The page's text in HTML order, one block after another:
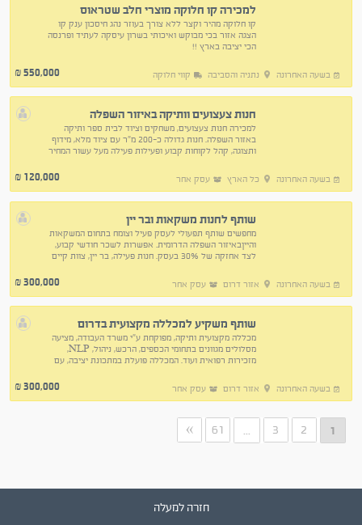
למכירה קו חלוקה מוצרי חלב שטראוס
קו חלוקה מהיר וקצר ללא צורך בעוזר נהג חיסכון ענק קו
הצגה אזור בכי מבוקש ואיכותי בשרון עיסקה לעתיד ופרנסה
הכי יציבה בארץ !!
בשעה האחרונה נתניה והסביבה קווי חלוקה 550,000
₪
חנות צעצועים וותיקה באיזור השפלה
למכירה חנות צעצועים, משחקים וציוד לבית ספר ותיקה
באזור השפלה. חנות גדולה כ-200 מ"ר עם ציוד מלא, מידוף
ותצוגה, קהל לקוחות קבוע ופעילות פעילה מעל עשור המחיר
בשעה האחרונה
כל הארץ עסק אחר 120,000
₪
שותף לחנות משקאות ובר יין
מחפשים שותף תפעולי לעסק פעיל וצומח בתחום המשקאות
והייןבאיזור השפלה הדרומית. אפשרות לשכר חודשי קבוע,
לצד אחזקה של 30% בעסק. חנות פעילה, בר יין, צוות קיים
בשעה האחרונה
אזור דרום עסק אחר 300,000
₪
שותף משקיע למכללה מקצועית בדרום
מכללה מקצועית ותיקה, מפוקחת ע"י משרד העבודה, מציעה
מסלולים מגוונים בתחומי הכספים, הרכש, ניהול, NLP,
מזכירות רפואית ועוד. המכללה פועלת במתכונת יציבה, עם
בשעה האחרונה
אזור דרום עסק אחר 300,000
₪
1
2
3
...
61
»
חזרה למעלה